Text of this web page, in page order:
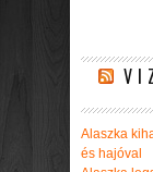
Alaszka
és hajóval